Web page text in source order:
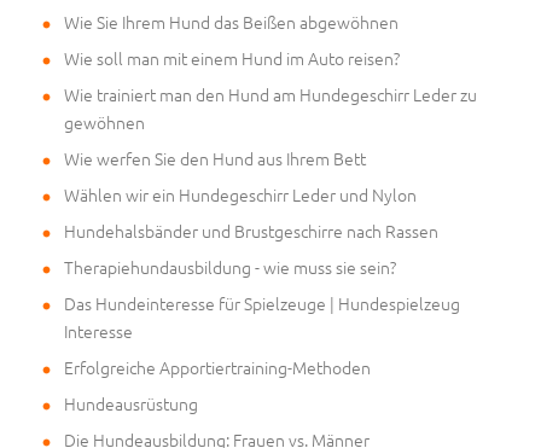
Wie Sie Ihrem Hund das Beißen abgewöhnen
Wie soll man mit einem Hund im Auto reisen?
Wie trainiert man den Hund am Hundegeschirr Leder zu
gewöhnen
Wie werfen Sie den Hund aus Ihrem Bett
Wählen wir ein Hundegeschirr Leder und Nylon
Hundehalsbänder und Brustgeschirre nach Rassen
Therapiehundausbildung - wie muss sie sein?
Das Hundeinteresse für Spielzeuge | Hundespielzeug
Interesse
Erfolgreiche Apportiertraining-Methoden
Hundeausrüstung
Die Hundeausbildung: Frauen vs. Männer